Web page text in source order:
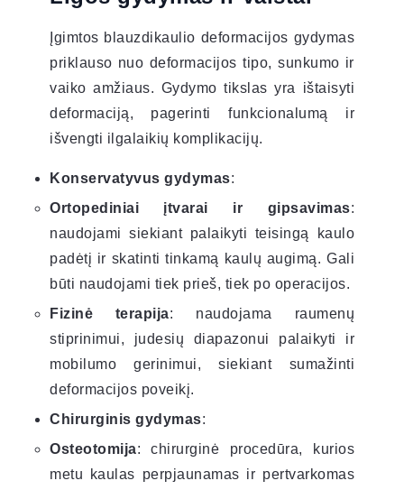
Įgimtos blauzdikaulio deformacijos gydymas
priklauso nuo deformacijos tipo, sunkumo ir
vaiko amžiaus. Gydymo tikslas yra ištaisyti
deformaciją, pagerinti funkcionalumą ir
išvengti ilgalaikių komplikacijų.
Konservatyvus gydymas:
Ortopediniai įtvarai ir gipsavimas:
naudojami siekiant palaikyti teisingą kaulo
padėtį ir skatinti tinkamą kaulų augimą. Gali
būti naudojami tiek prieš, tiek po operacijos.
Fizinė terapija: naudojama raumenų
stiprinimui, judesių diapazonui palaikyti ir
mobilumo gerinimui, siekiant sumažinti
deformacijos poveikį.
Chirurginis gydymas:
Osteotomija: chirurginė procedūra, kurios
metu kaulas perpjaunamas ir pertvarkomas